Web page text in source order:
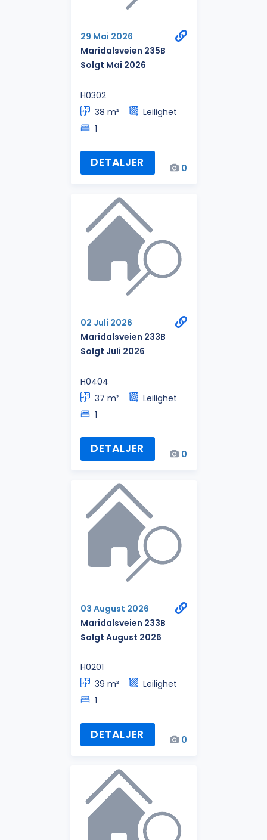
29 Mai 2026
Maridalsveien 235B
Solgt Mai 2026
H0302
38 m²
Leilighet
1
DETALJER 0
02 Juli 2026
Maridalsveien 233B
Solgt Juli 2026
H0404
37 m²
Leilighet
1
DETALJER 0
03 August 2026
Maridalsveien 233B
Solgt August 2026
H0201
39 m²
Leilighet
1
DETALJER 0